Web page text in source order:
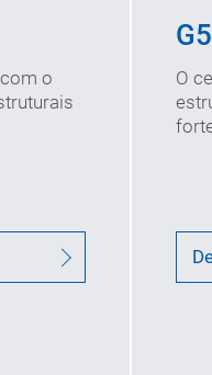
o
O